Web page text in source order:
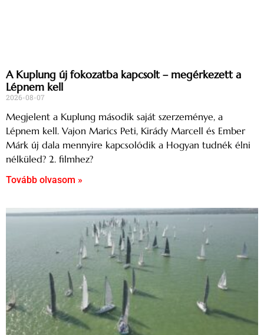
A Kuplung új fokozatba kapcsolt – megérkezett a
Lépnem kell
2026-08-07
Megjelent a Kuplung második saját szerzeménye, a
Lépnem kell. Vajon Marics Peti, Kirády Marcell és Ember
Márk új dala mennyire kapcsolódik a Hogyan tudnék élni
nélküled? 2. filmhez?
Tovább olvasom »